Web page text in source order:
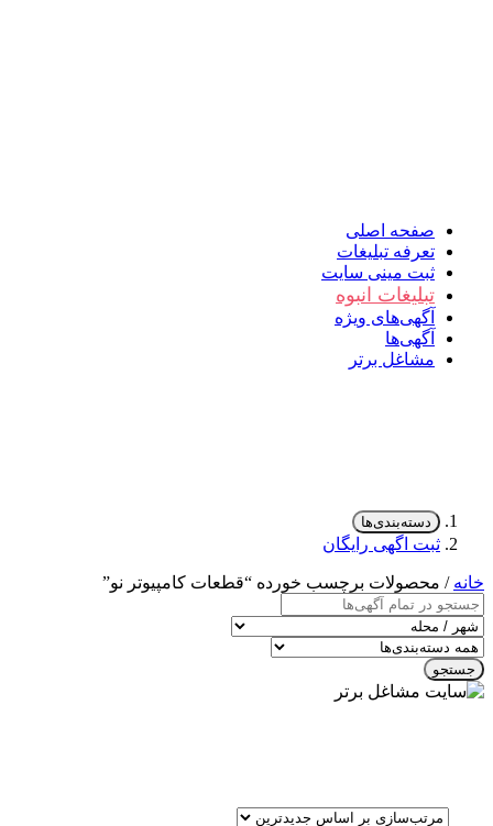
صفحه اصلی
تعرفه تبلیغات
ثبت مینی سایت
تبلیغات انبوه
آگهی‌های ویژه
آگهی‌ها
مشاغل برتر
دسته‌بندی‌ها
ثبت اگهی رایگان
خانه / محصولات برچسب خورده “قطعات کامپیوتر نو”
جستجو